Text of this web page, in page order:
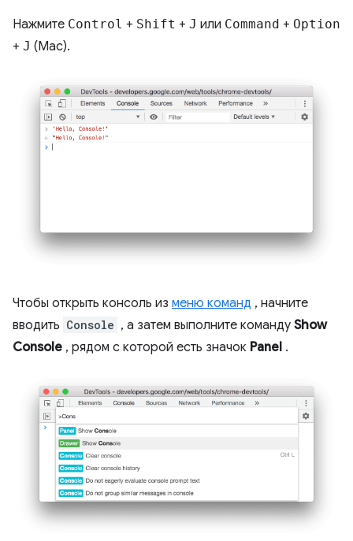
Нажмите Control + Shift + J или Command + Option
+ J (Mac).
Чтобы открыть консоль из меню команд , начните
вводить Console , а затем выполните команду Show
Console , рядом с которой есть значок Panel .